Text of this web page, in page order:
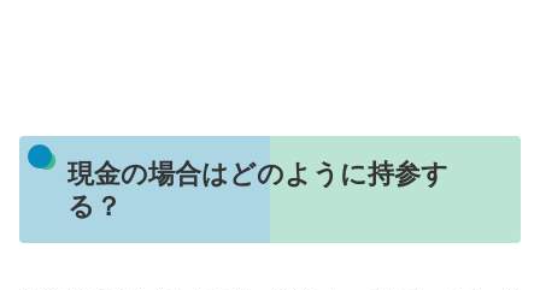
現金の場合はどのように持参す
る？